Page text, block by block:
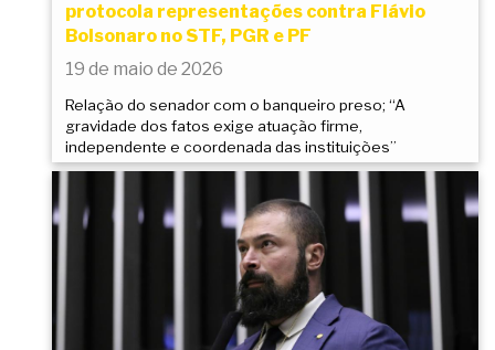
protocola representações contra Flávio
Bolsonaro no STF, PGR e PF
19 de maio de 2026
Relação do senador com o banqueiro preso; “A
gravidade dos fatos exige atuação firme,
independente e coordenada das instituições”